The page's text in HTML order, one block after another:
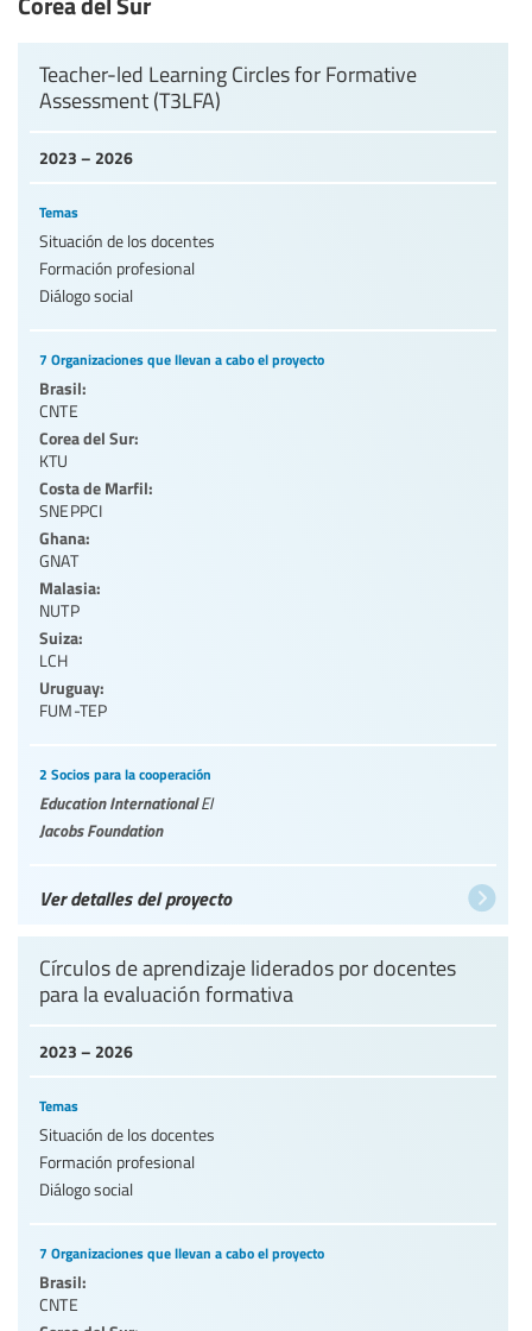
2023 – 2026
Teacher-led Learning Circles for Formative
Assessment (T3LFA)
Temas
Situación de los docentes
Formación profesional
Diálogo social
7 Organizaciones que llevan a cabo el proyecto
Brasil:
CNTE
Corea del Sur:
KTU
Costa de Marfil:
SNEPPCI
Ghana:
GNAT
Malasia:
NUTP
Suiza:
LCH
Uruguay:
FUM-TEP
2 Socios para la cooperación
Education InternationalEI
Jacobs Foundation
Ver detalles del proyecto
2023 – 2026
Círculos de aprendizaje liderados por docentes
para la evaluación formativa
Temas
Situación de los docentes
Formación profesional
Diálogo social
7 Organizaciones que llevan a cabo el proyecto
Brasil:
CNTE